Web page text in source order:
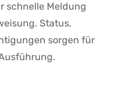
schnelle Meldung
Status,
sorgen für